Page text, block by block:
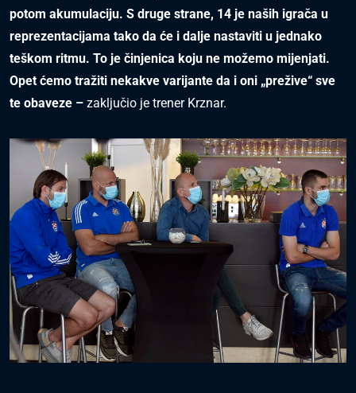
potom akumulaciju. S druge strane, 14 je naših igrača u
reprezentacijama tako da će i dalje nastaviti u jednako
teškom ritmu. To je činjenica koju ne možemo mijenjati.
Opet ćemo tražiti nekakve varijante da i oni „prežive“ sve
te obaveze – zaključio je trener Krznar.